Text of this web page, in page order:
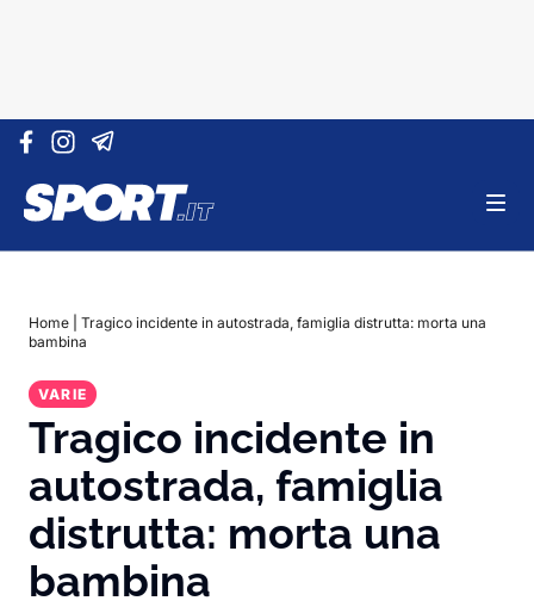
Vai al contenuto
Home
Tragico incidente in autostrada, famiglia distrutta: morta una
bambina
VARIE
Tragico incidente in
autostrada, famiglia
distrutta: morta una
bambina